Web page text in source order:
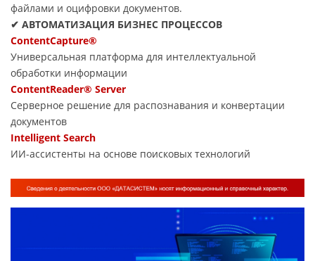
файлами и оцифровки документов.
✔ АВТОМАТИЗАЦИЯ БИЗНЕС ПРОЦЕССОВ
ContentCapture®
Универсальная платформа для интеллектуальной
обработки информации
ContentReader® Server
Серверное решение для распознавания и конвертации
документов
Intelligent Search
ИИ-ассистенты на основе поисковых технологий